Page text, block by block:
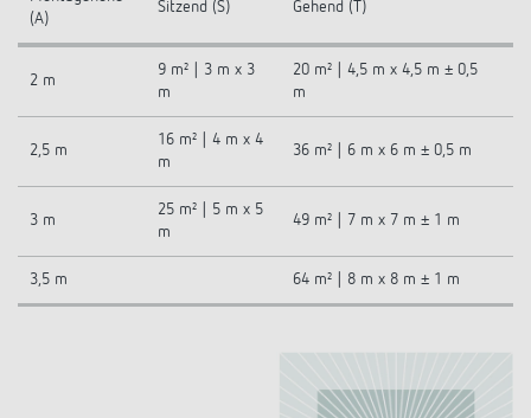
(A)
Sitzend (S) Gehend (T)
2 m
9 m² | 3 m x 3
m
20 m² | 4,5 m x 4,5 m ± 0,5
m
2,5 m
16 m² | 4 m x 4
m
36 m² | 6 m x 6 m ± 0,5 m
3 m
25 m² | 5 m x 5
m
49 m² | 7 m x 7 m ± 1 m
3,5 m 64 m² | 8 m x 8 m ± 1 m